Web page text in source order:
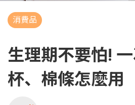
消費品
生理期不要怕!
杯、棉條怎麼用